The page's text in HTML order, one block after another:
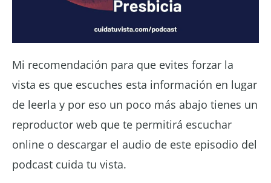
Mi recomendación para que evites forzar la
vista es que escuches esta información en lugar
de leerla y por eso un poco más abajo tienes un
reproductor web que te permitirá escuchar
online o descargar el audio de este episodio del
podcast cuida tu vista.